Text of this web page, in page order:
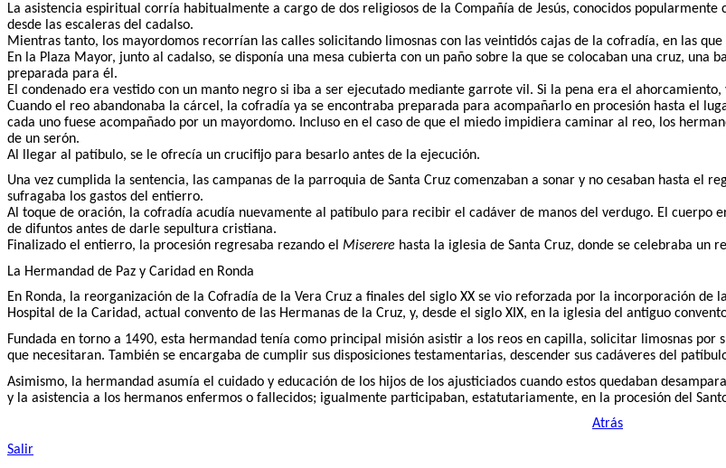
La asistencia espiritual corría habitualmente a cargo de dos religiosos de la Compañía de Jesús, conocidos
desde las escaleras del cadalso.
Mientras tanto, los mayordomos recorrían las calles solicitando limosnas con las veintidós cajas de la cofradía, en las que
En la Plaza Mayor, junto al cadalso, se disponía una mesa cubierta con un paño sobre la que se colocaban una cruz,
preparada para él.
El condenado era vestido con un manto negro si iba a ser ejecutado mediante garrote vil. Si la pena era el
Cuando el reo abandonaba la cárcel, la cofradía ya se encontraba preparada para acompañarlo en procesión hasta el
cada uno fuese acompañado por un mayordomo. Incluso en el caso de que el miedo impidiera caminar al reo, los
de un serón.
Al llegar al patíbulo, se le ofrecía un crucifijo para besarlo antes de la ejecución.
Una vez cumplida la sentencia, las campanas de la parroquia de Santa Cruz comenzaban a sonar y no cesaban hasta el
sufragaba los gastos del entierro.
Al toque de oración, la cofradía acudía nuevamente al patíbulo para recibir el cadáver de manos del verdugo. El cuerpo
de difuntos antes de darle sepultura cristiana.
Finalizado el entierro, la procesión regresaba rezando el Miserere hasta la iglesia de Santa Cruz, donde se celebraba un
La Hermandad de Paz y Caridad en Ronda
En Ronda, la reorganización de la Cofradía de la Vera Cruz a finales del siglo XX se vio reforzada por la incorporación
Hospital de la Caridad, actual convento de las Hermanas de la Cruz, y, desde el siglo XIX, en la iglesia del antiguo
Fundada en torno a 1490, esta hermandad tenía como principal misión asistir a los reos en capilla, solicitar limosnas
que necesitaran. También se encargaba de cumplir sus disposiciones testamentarias, descender sus cadáveres del
Asimismo, la hermandad asumía el cuidado y educación de los hijos de los ajusticiados cuando estos quedaban
y la asistencia a los hermanos enfermos o fallecidos; igualmente participaban, estatutariamente, en la procesión del
Atrás
Salir